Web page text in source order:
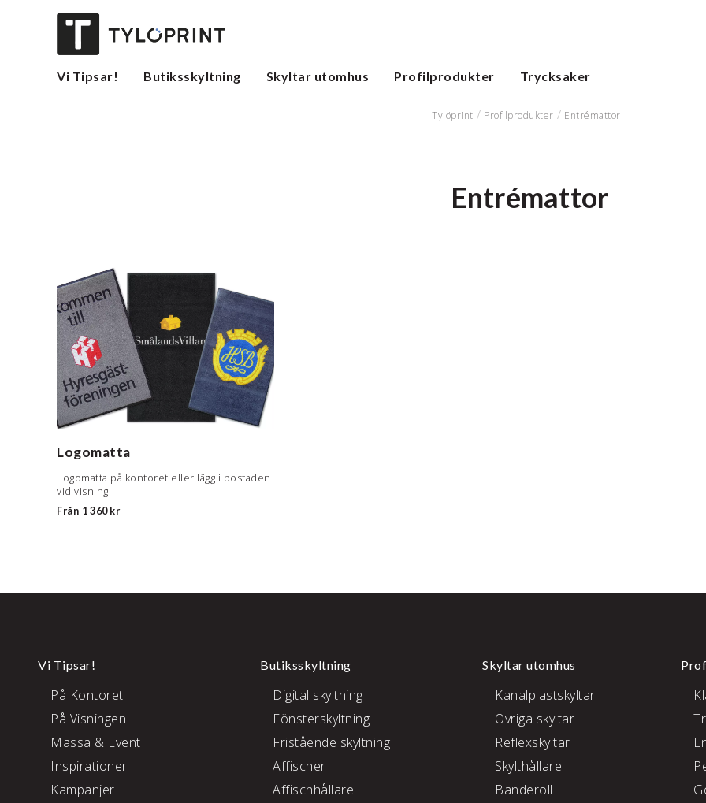
Vi Tipsar! Butiksskyltning Skyltar utomhus Profilprodukter Trycksaker
Tylöprint Profilprodukter Entrémattor
Entrémattor
Logomatta
Logomatta på kontoret eller lägg i bostaden
vid visning.
Från 1 360 kr
Vi Tipsar!
På Kontoret
På Visningen
Mässa & Event
Inspirationer
Kampanjer
Butiksskyltning
Digital skyltning
Fönsterskyltning
Fristående skyltning
Affischer
Affischhållare
Skyltar utomhus
Kanalplastskyltar
Övriga skyltar
Reflexskyltar
Skylthållare
Banderoll